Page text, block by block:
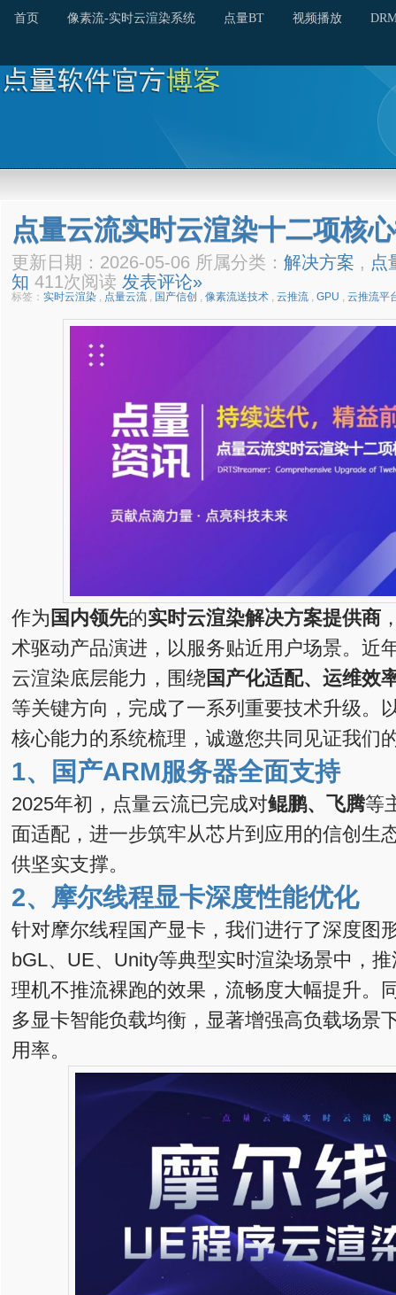
首页 像素流-实时云渲染系统 点量BT 视频播放
点量云流实时云渲染十二项核
更新日期：2026-05-06 所属分类： 解决方案 , 点
知 411次阅读 发表评论»
标签： 实时云渲染 , 点量云流 , 国产信创 , 像素流送技术 , 云推流 , GPU , 云推流平
作为 国内领先的实时云渲染解决方案提供商
术驱动产品演进，以服务贴近用户场景。近
云渲染底层能力，围绕 国产化适配、运维效
等关键方向，完成了一系列重要技术升级。
核心能力的系统梳理，诚邀您共同见证我们
1、 国产ARM服务器全面支持
2025年初，点量云流已完成对鲲鹏、飞腾等
面适配，进一步筑牢从芯片到应用的信创生
供坚实支撑。
2、 摩尔线程显卡深度性能优化
针对摩尔线程国产显卡，我们进行了深度图
bGL、UE、Unity等典型实时渲染场景中，
理机不推流裸跑的效果，流畅度大幅提升。
多显卡智能负载均衡，显著增强高负载场景
用率。